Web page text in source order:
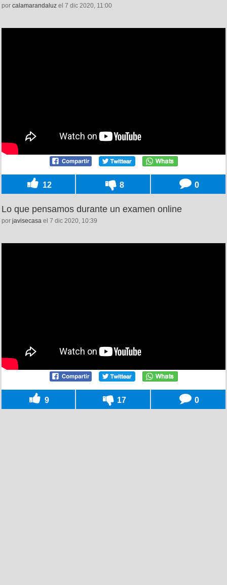
por calamarandaluz el 7 dic 2020, 11:00
12 8 0
Lo que pensamos durante un examen online
por javisecasa el 7 dic 2020, 10:39
9 17 0